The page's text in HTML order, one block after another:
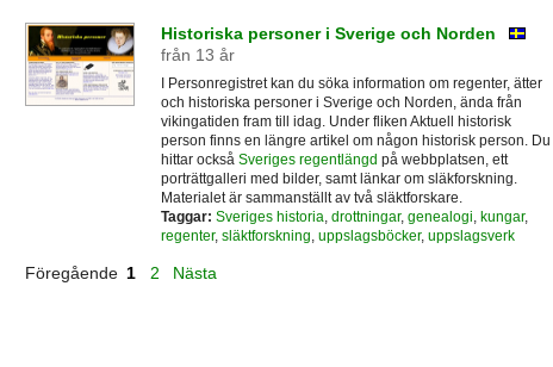
Historiska personer i Sverige och Norden
från 13 år
I Personregistret kan du söka information om regenter, ätter
och historiska personer i Sverige och Norden, ända från
vikingatiden fram till idag. Under fliken Aktuell historisk
person finns en längre artikel om någon historisk person. Du
hittar också Sveriges regentlängd på webbplatsen, ett
porträttgalleri med bilder, samt länkar om släkforskning.
Materialet är sammanställt av två släktforskare.
Taggar: Sveriges historia drottningar, genealogi kungar,
regenter, släktforskning uppslagsböcker, uppslagsverk
Föregående 1 2 Nästa